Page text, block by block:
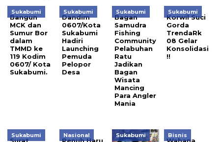
Sukabumi
Bangun
MCK dan
Sumur Bor
dalam
TMMD ke
119 Kodim
0607/ Kota
Sukabumi.
Sukabumi
Dandim
0607/Kota
Sukabumi
Hadiri
Launching
Pemuda
Pelopor
Desa
Sukabumi
Bagan
Samudra
Fishing
Community
Pelabuhan
Ratu
Jadikan
Bagan
Wisata
Mancing
Para Angler
Mania
Sukabumi
Korwil Suci
Gorda
TrendaRk
08 Gelar
Konsolidasi
!!
Sukabumi Nasional Sukabumi Bisnis